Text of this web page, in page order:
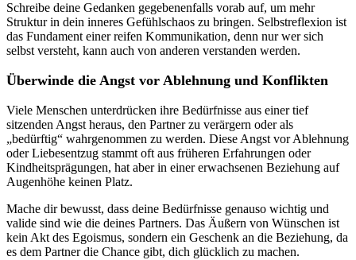
Schreibe deine Gedanken gegebenenfalls vorab auf, um mehr
Struktur in dein inneres Gefühlschaos zu bringen. Selbstreflexion ist
das Fundament einer reifen Kommunikation, denn nur wer sich
selbst versteht, kann auch von anderen verstanden werden.
Überwinde die Angst vor Ablehnung und Konflikten
Viele Menschen unterdrücken ihre Bedürfnisse aus einer tief
sitzenden Angst heraus, den Partner zu verärgern oder als
„bedürftig“ wahrgenommen zu werden. Diese Angst vor Ablehnung
oder Liebesentzug stammt oft aus früheren Erfahrungen oder
Kindheitsprägungen, hat aber in einer erwachsenen Beziehung auf
Augenhöhe keinen Platz.
Mache dir bewusst, dass deine Bedürfnisse genauso wichtig und
valide sind wie die deines Partners. Das Äußern von Wünschen ist
kein Akt des Egoismus, sondern ein Geschenk an die Beziehung, da
es dem Partner die Chance gibt, dich glücklich zu machen.